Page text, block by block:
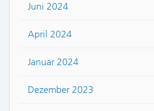
Juni 2024
April 2024
Januar 2024
Dezember 2023